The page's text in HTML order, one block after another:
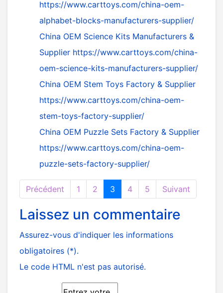
https://www.carttoys.com/china-oem-
alphabet-blocks-manufacturers-supplier/
China OEM Science Kits Manufacturers &
Supplier https://www.carttoys.com/china-
oem-science-kits-manufacturers-supplier/
China OEM Stem Toys Factory & Supplier
https://www.carttoys.com/china-oem-
stem-toys-factory-supplier/
China OEM Puzzle Sets Factory & Supplier
https://www.carttoys.com/china-oem-
puzzle-sets-factory-supplier/
Précédent 1 2 3 4 5 Suivant
Laissez un commentaire
Assurez-vous d'indiquer les informations
obligatoires (*).
Le code HTML n'est pas autorisé.